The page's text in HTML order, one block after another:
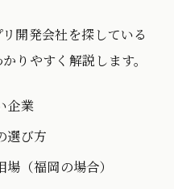
開発会社を探している
りやすく解説します。
企業
選び方
（福岡の場合）